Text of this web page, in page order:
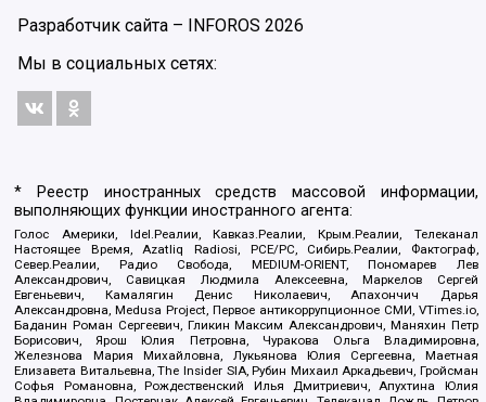
Разработчик сайта – INFOROS 2026
Мы в социальных сетях:
* Реестр иностранных средств массовой информации,
выполняющих функции иностранного агента:
Голос Америки, Idel.Реалии, Кавказ.Реалии, Крым.Реалии, Телеканал
Настоящее Время, Azatliq Radiosi, PCE/PC, Сибирь.Реалии, Фактограф,
Север.Реалии, Радио Свобода, MEDIUM-ORIENT, Пономарев Лев
Александрович, Савицкая Людмила Алексеевна, Маркелов Сергей
Евгеньевич, Камалягин Денис Николаевич, Апахончич Дарья
Александровна, Medusa Project, Первое антикоррупционное СМИ, VTimes.io,
Баданин Роман Сергеевич, Гликин Максим Александрович, Маняхин Петр
Борисович, Ярош Юлия Петровна, Чуракова Ольга Владимировна,
Железнова Мария Михайловна, Лукьянова Юлия Сергеевна, Маетная
Елизавета Витальевна, The Insider SIA, Рубин Михаил Аркадьевич, Гройсман
Софья Романовна, Рождественский Илья Дмитриевич, Апухтина Юлия